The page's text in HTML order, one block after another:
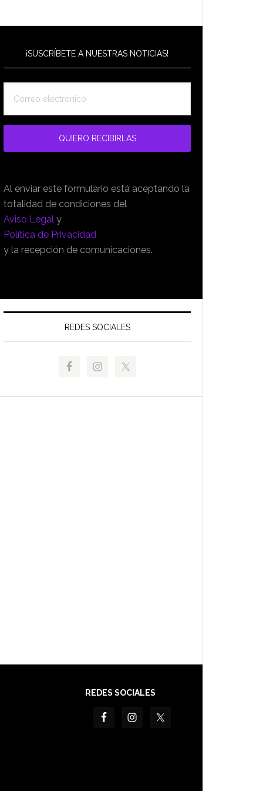
¡SUSCRÍBETE A NUESTRAS NOTICIAS!
Al enviar este formulario está aceptando la
totalidad de condiciones del
Aviso Legal y
Política de Privacidad
y la recepción de comunicaciones.
REDES SOCIALES
REDES SOCIALES